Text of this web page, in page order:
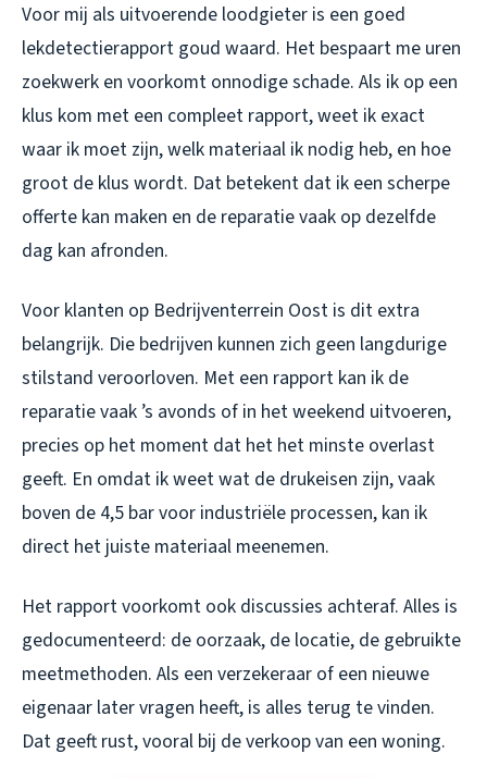
Voor mij als uitvoerende loodgieter is een goed
lekdetectierapport goud waard. Het bespaart me uren
zoekwerk en voorkomt onnodige schade. Als ik op een
klus kom met een compleet rapport, weet ik exact
waar ik moet zijn, welk materiaal ik nodig heb, en hoe
groot de klus wordt. Dat betekent dat ik een scherpe
offerte kan maken en de reparatie vaak op dezelfde
dag kan afronden.
Voor klanten op Bedrijventerrein Oost is dit extra
belangrijk. Die bedrijven kunnen zich geen langdurige
stilstand veroorloven. Met een rapport kan ik de
reparatie vaak ’s avonds of in het weekend uitvoeren,
precies op het moment dat het het minste overlast
geeft. En omdat ik weet wat de drukeisen zijn, vaak
boven de 4,5 bar voor industriële processen, kan ik
direct het juiste materiaal meenemen.
Het rapport voorkomt ook discussies achteraf. Alles is
gedocumenteerd: de oorzaak, de locatie, de gebruikte
meetmethoden. Als een verzekeraar of een nieuwe
eigenaar later vragen heeft, is alles terug te vinden.
Dat geeft rust, vooral bij de verkoop van een woning.